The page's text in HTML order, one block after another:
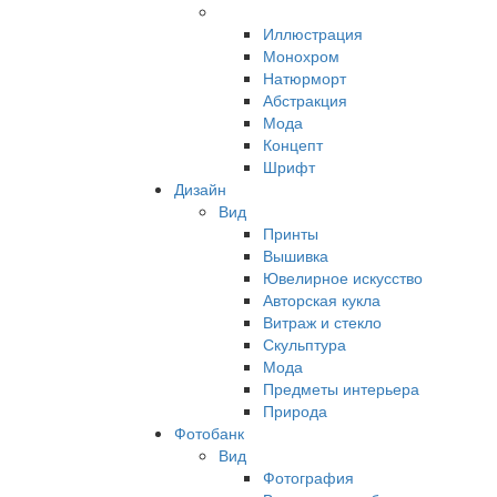
Иллюстрация
Монохром
Натюрморт
Абстракция
Мода
Концепт
Шрифт
Дизайн
Вид
Принты
Вышивка
Ювелирное искусство
Авторская кукла
Витраж и стекло
Скульптура
Мода
Предметы интерьера
Природа
Фотобанк
Вид
Фотография